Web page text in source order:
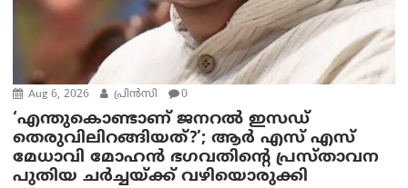
Aug 6, 2026 പ്രിന്‍സി 0
‘എന്തുകൊണ്ടാണ് ജനറൽ ഇസഡ്
തെരുവിലിറങ്ങിയത്?’; ആര്‍ എസ് എസ്
മേധാവി മോഹൻ ഭഗവതിന്റെ പ്രസ്താവന
പുതിയ ചര്‍ച്ചയ്ക്ക് വഴിയൊരുക്കി